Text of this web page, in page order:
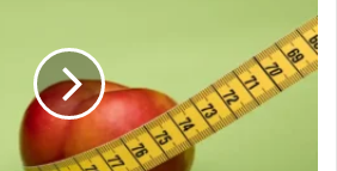
المبسط
لفهم
وحساب
السعرات